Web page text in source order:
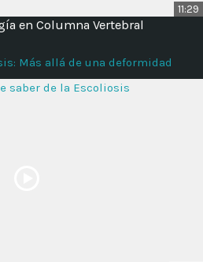
11:29
en Columna Vertebral
Más allá de una deformidad